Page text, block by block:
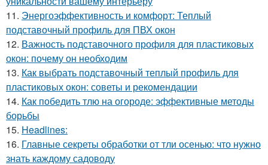
11. Энергоэффективность и комфорт: Теплый
подставочный профиль для ПВХ окон
12. Важность подставочного профиля для пластиковых
окон: почему он необходим
13. Как выбрать подставочный теплый профиль для
пластиковых окон: советы и рекомендации
14. Как победить тлю на огороде: эффективные методы
борьбы
15. Headlines:
16. Главные секреты обработки от тли осенью: что нужно
знать каждому садоводу